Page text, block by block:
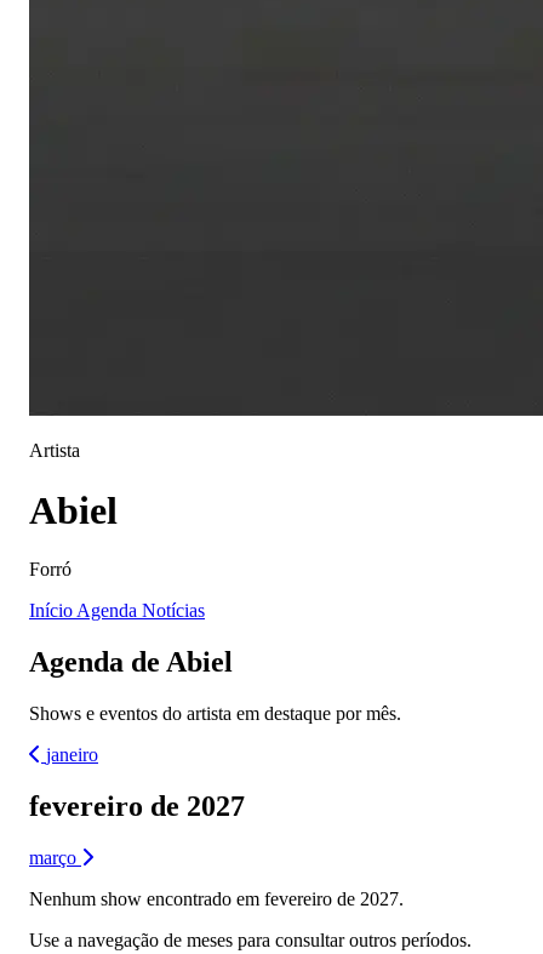
Artista
Abiel
Forró
Início Agenda Notícias
Agenda de Abiel
Shows e eventos do artista em destaque por mês.
janeiro
fevereiro de 2027
março
Nenhum show encontrado em fevereiro de 2027.
Use a navegação de meses para consultar outros períodos.